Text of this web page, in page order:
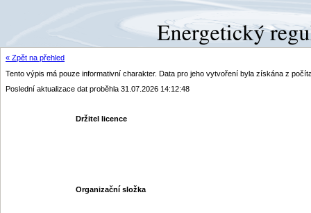
« Zpět na přehled
Tento výpis má pouze informativní charakter. Data pro jeho vytvoření byla získána z
Poslední aktualizace dat proběhla 31.07.2026 14:12:48
Držitel licence
Organizační složka